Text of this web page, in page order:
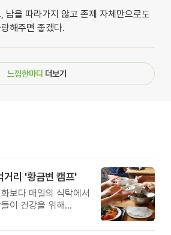
남을 따라가지 않고 존제 자체만으로도
해주면 좋겠다.
느낌한마디 더보기
거리 '황금변 캠프'
보다 매일의 식탁에서
이 건강을 위해